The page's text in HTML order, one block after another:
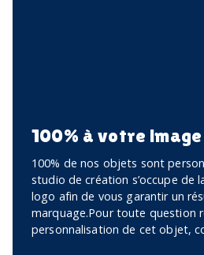
100% à votre image
100% de nos objets sont
studio de création s’occupe de
logo afin de vous garantir un
marquage.Pour toute question
personnalisation de cet objet,